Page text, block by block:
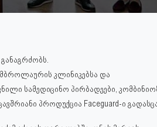
კლინიკებსა და
სამედიცინო პირბადეები,
პროდუქცია Faceguard-ი